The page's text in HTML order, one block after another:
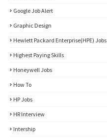
Google Job Alert
Graphic Design
Hewlett Packard Enterprise(HPE) Jobs
Highest Paying Skills
Honeywell Jobs
How To
HP Jobs
HR Interview
Intership